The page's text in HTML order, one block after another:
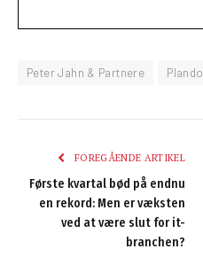
Peter Jahn & Partnere Plando
FOREGÅENDE ARTIKEL
Første kvartal bød på endnu
en rekord: Men er væksten
ved at være slut for it-
branchen?